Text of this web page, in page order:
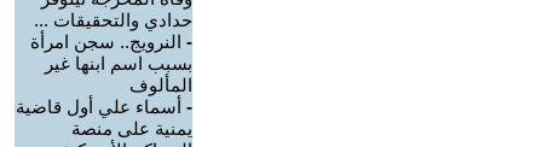
حدادي والتحقيقات ...
- النرويج.. سجن امرأة
بسبب اسم ابنها غير
المألوف
- أسماء علي أول قاضية
يمنية على منصة